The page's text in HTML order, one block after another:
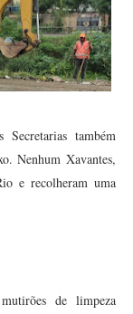
também
Nenhum Xavantes,
e recolheram uma
de limpeza